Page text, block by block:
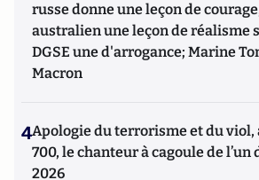
russe donne une leçon de
australien une leçon de réalisme
DGSE une d'arrogance; Marine
Macron
4Apologie du terrorisme et du viol,
700, le chanteur à cagoule de l’un
2026